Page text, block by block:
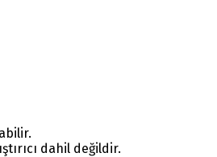
dahil değildir.